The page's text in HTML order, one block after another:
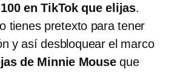
en TikTok que elijas.
tienes pretexto para tener
y así desbloquear el marco
de Minnie Mouseque